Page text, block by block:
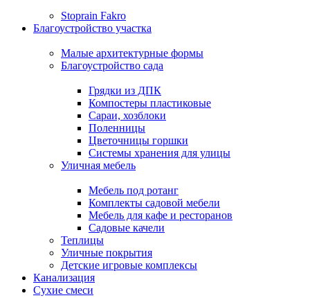
Stoprain Fakro
Благоустройство участка
Малые архитектурные формы
Благоустройство сада
Грядки из ДПК
Компостеры пластиковые
Сараи, хозблоки
Поленницы
Цветочницы горшки
Системы хранения для улицы
Уличная мебель
Мебель под ротанг
Комплекты садовой мебели
Мебель для кафе и ресторанов
Садовые качели
Теплицы
Уличные покрытия
Детские игровые комплексы
Канализация
Сухие смеси